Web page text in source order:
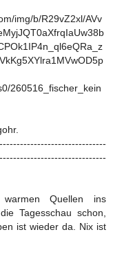
img/b/R29vZ2xl/AVv
260516_fischer_kein
Quellen ins
Tagesschau schon,
ist wieder da. Nix ist